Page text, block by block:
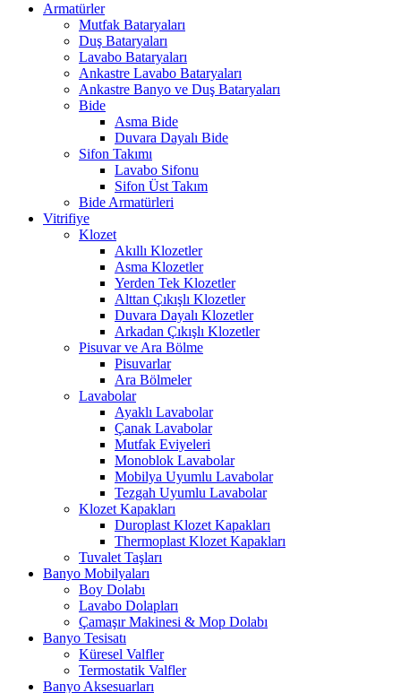
Armatürler
Mutfak Bataryaları
Duş Bataryaları
Lavabo Bataryaları
Ankastre Lavabo Bataryaları
Ankastre Banyo ve Duş Bataryaları
Bide
Asma Bide
Duvara Dayalı Bide
Sifon Takımı
Lavabo Sifonu
Sifon Üst Takım
Bide Armatürleri
Vitrifiye
Klozet
Akıllı Klozetler
Asma Klozetler
Yerden Tek Klozetler
Alttan Çıkışlı Klozetler
Duvara Dayalı Klozetler
Arkadan Çıkışlı Klozetler
Pisuvar ve Ara Bölme
Pisuvarlar
Ara Bölmeler
Lavabolar
Ayaklı Lavabolar
Çanak Lavabolar
Mutfak Eviyeleri
Monoblok Lavabolar
Mobilya Uyumlu Lavabolar
Tezgah Uyumlu Lavabolar
Klozet Kapakları
Duroplast Klozet Kapakları
Thermoplast Klozet Kapakları
Tuvalet Taşları
Banyo Mobilyaları
Boy Dolabı
Lavabo Dolapları
Çamaşır Makinesi & Mop Dolabı
Banyo Tesisatı
Küresel Valfler
Termostatik Valfler
Banyo Aksesuarları